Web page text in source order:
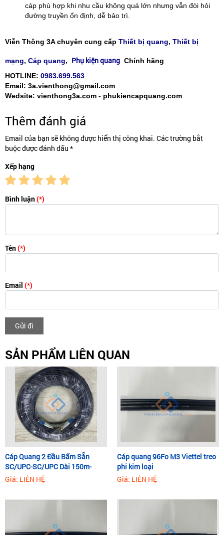
cáp phù hợp khi nhu cầu không quá lớn nhưng vẫn đòi hỏi
đường truyền ổn định, dễ bảo trì.
Viễn Thông 3A chuyên cung cấp Thiết bị quang, Thiết bị
mạng, Cáp quang, Phụ kiện quang Chính hãng
HOTLINE: 0983.699.563
Email: 3a.vienthong@gmail.com
Wedsite: vienthong3a.com - phukiencapquang.com
Thêm đánh giá
Email của bạn sẽ không được hiển thị công khai. Các trường bắt
buộc được đánh dấu *
Xếp hạng
Bình luận(*)
Tên(*)
Email (*)
Gửi đi
SẢN PHẨM LIÊN QUAN
Cáp Quang 2 Đầu Bấm Sẵn
SC/UPC-SC/UPC Dài 150m-
350m
Giá: LIÊN HỆ
Cáp quang 96Fo M3 Viettel treo
phi kim loại
Giá: LIÊN HỆ